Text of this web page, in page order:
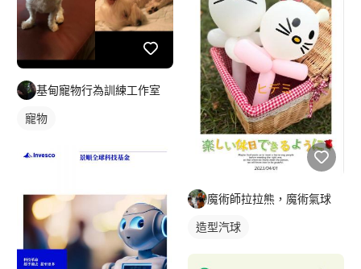
基甸寵物行為訓練工作室
寵物
魔術師拉拉熊，魔術氣球
造型汽球